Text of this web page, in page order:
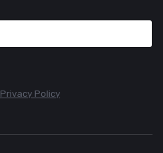
Privacy Policy